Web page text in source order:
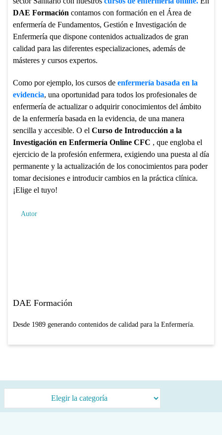
DAE Formacióncontamos con formación en el Área de
enfermería de Fundamentos, Gestión e Investigación de
Enfermería que dispone contenidos actualizados de gran
calidad para las diferentes especializaciones, además de
másteres y cursos expertos.
Como por ejemplo, los cursos de enfermería basada en la
evidencia, una oportunidad para todos los profesionales de
enfermería de actualizar o adquirir conocimientos del ámbito
de la enfermería basada en la evidencia, de una manera
sencilla y accesible. O el Curso de Introducción a la
Investigación en Enfermería Online CFC , que engloba el
ejercicio de la profesión enfermera, exigiendo una puesta al día
permanente y la actualización de los conocimientos para poder
tomar decisiones e introducir cambios en la práctica clínica.
¡Elige el tuyo!
Autor
DAE Formación
Desde 1989 generando contenidos de calidad para la Enfermería.